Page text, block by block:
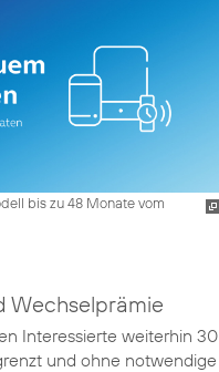
bis zu 48 Monate vom
Wechselprämie
Interessierte weiterhin 30
und ohne notwendige